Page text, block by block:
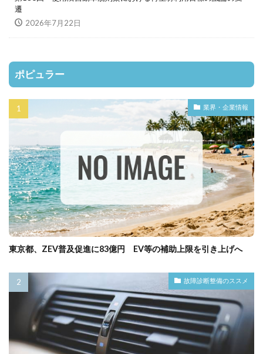
遷
2026年7月22日
ポピュラー
業界・企業情報
東京都、ZEV普及促進に83億円 EV等の補助上限を引き上げへ
故障診断整備のススメ